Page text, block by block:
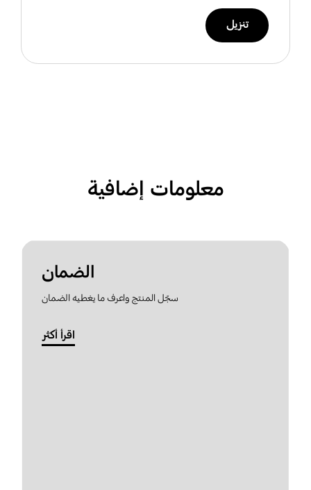
تنزيل
معلومات إضافية
الضمان
سجّل المنتج واعرف ما يغطيه الضمان
اقرأ أكثر